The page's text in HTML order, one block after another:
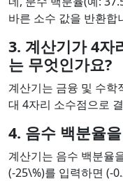
바른 소수 값을 반환합
3. 계산기가 4자
는 무엇인가요?
계산기는 금융 및 수학
대 4자리 소수점으로
4. 음수 백분율
계산기는 음수 백분율
(-25\%)를 입력하면 (-